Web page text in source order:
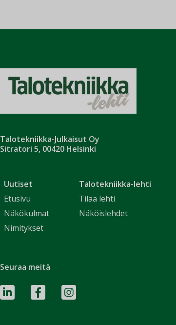
Talotekniikka-Julkaisut Oy
Sitratori 5, 00420 Helsinki
Uutiset
Etusivu
Näkökulmat
Nimitykset
Talotekniikka-lehti
Tilaa lehti
Näköislehdet
Seuraa meitä